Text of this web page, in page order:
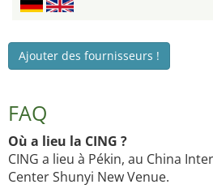
Ajouter des fournisseurs !
FAQ
Où a lieu la CING ?
CING a lieu à Pékin, au China
Center Shunyi New Venue.